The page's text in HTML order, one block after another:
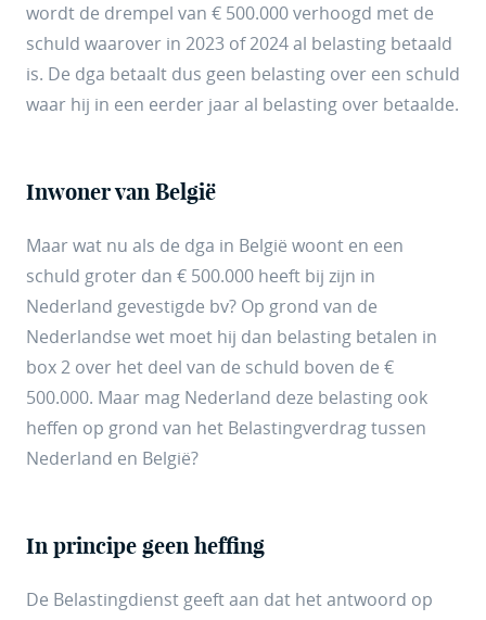
wordt de drempel van € 500.000 verhoogd met de
schuld waarover in 2023 of 2024 al belasting betaald
is. De dga betaalt dus geen belasting over een schuld
waar hij in een eerder jaar al belasting over betaalde.
Inwoner van België
Maar wat nu als de dga in België woont en een
schuld groter dan € 500.000 heeft bij zijn in
Nederland gevestigde bv? Op grond van de
Nederlandse wet moet hij dan belasting betalen in
box 2 over het deel van de schuld boven de €
500.000. Maar mag Nederland deze belasting ook
heffen op grond van het Belastingverdrag tussen
Nederland en België?
In principe geen heffing
De Belastingdienst geeft aan dat het antwoord op